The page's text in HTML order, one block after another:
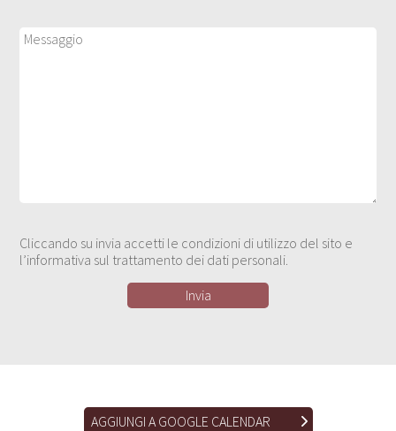
Cliccando su invia accetti le condizioni di utilizzo del sito e
l’informativa sul trattamento dei dati personali.
AGGIUNGI A GOOGLE CALENDAR